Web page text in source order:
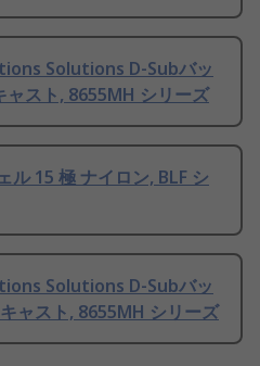
Solutions D-Subバッ
ャスト, 8655MH シリーズ
ル 15 極 ナイロン, BLF シ
Solutions D-Subバッ
ャスト, 8655MH シリーズ